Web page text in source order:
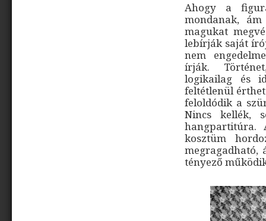
Ahogy a
mondanak,
magukat
lebírják saját
nem
írják.
logikailag és
feltétlenül
feloldódik a
Nincs kellék,
hangpartitúra.
kosztüm
megragadható,
tényező